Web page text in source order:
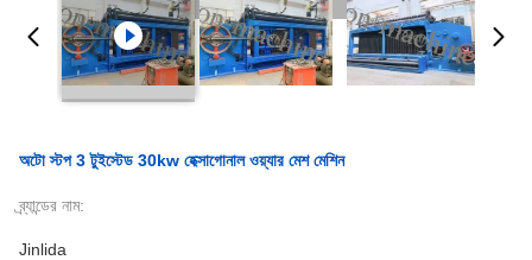
অটো স্টপ 3 টুইস্টেড 30kw হেক্সাগোনাল ওয়্যার মেশ মেশিন
ব্র্যান্ডের নাম:
Jinlida